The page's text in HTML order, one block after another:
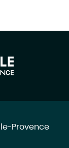
Provence